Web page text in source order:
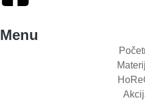
Menu